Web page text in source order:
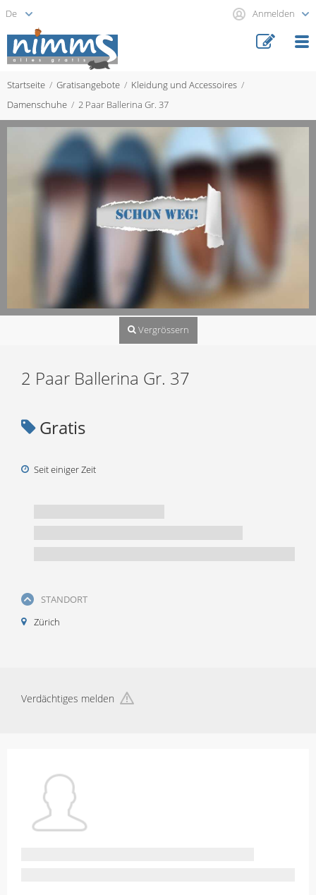
Anmelden
Startseite Gratisangebote
Kleidung und Accessoires
Damenschuhe
2 Paar Ballerina Gr. 37
Vergrössern
2 Paar Ballerina Gr. 37
Gratis
Seit einiger Zeit
STANDORT
Zürich
Verdächtiges melden